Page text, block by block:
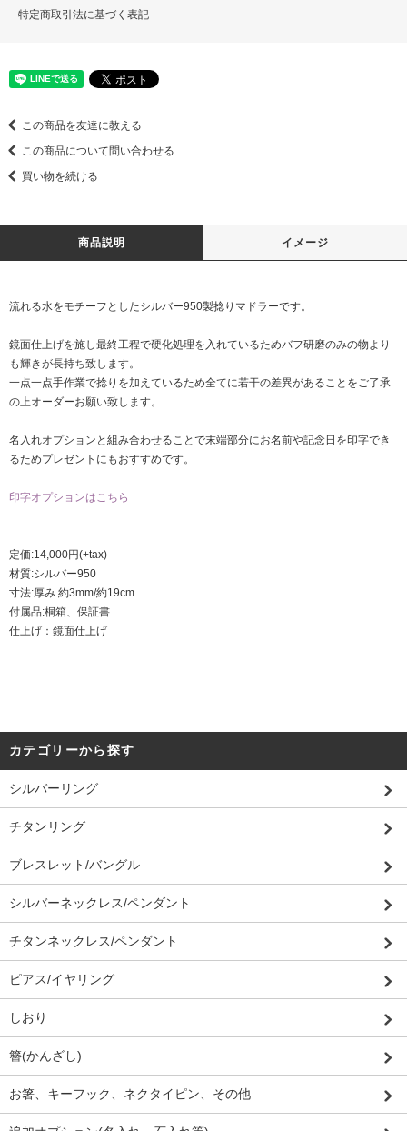
特定商取引法に基づく表記
この商品を友達に教える
この商品について問い合わせる
買い物を続ける
商品説明 イメージ
流れる水をモチーフとしたシルバー950製捻りマドラーです。
鏡面仕上げを施し最終工程で硬化処理を入れているためバフ研磨のみの物より
も輝きが長持ち致します。
一点一点手作業で捻りを加えているため全てに若干の差異があることをご了承
の上オーダーお願い致します。
名入れオプションと組み合わせることで末端部分にお名前や記念日を印字でき
るためプレゼントにもおすすめです。
印字オプションはこちら
定価:14,000円(+tax)
材質:シルバー950
寸法:厚み 約3mm/約19cm
付属品:桐箱、保証書
仕上げ：鏡面仕上げ
カテゴリーから探す
シルバーリング
チタンリング
ブレスレット/バングル
シルバーネックレス/ペンダント
チタンネックレス/ペンダント
ピアス/イヤリング
しおり
簪(かんざし)
お箸、キーフック、ネクタイピン、その他